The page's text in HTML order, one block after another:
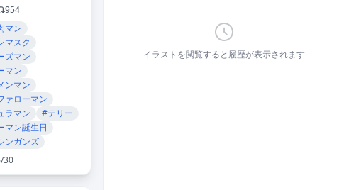
954
マン
マスク
ズマン
マン
ンマン
ァローマン
ラマン
#テリー
マン誕生日
ンガンズ
30
イラストを閲覧すると履歴が表示されます